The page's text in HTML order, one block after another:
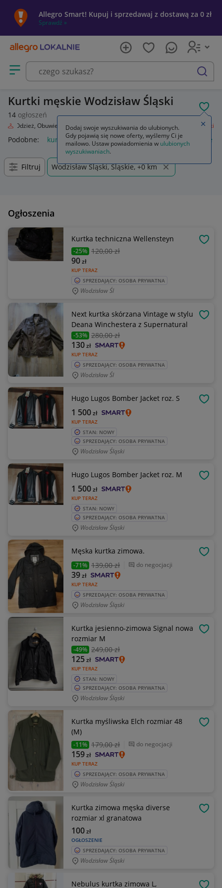
Allegro Smart! Kupuj i sprzedawaj z dostawą za 0 zł
Sprawdź »
Otwórz menu z kategoriami
szukaj
Kurtki męskie Wodzisław Śląski
14 ogłoszeń
Odzież, Obuwie, Dodatki Odzież męska Okrycia wierzchnie Kurtki
Podobne: kurtka kurtka płaszcz kurtki dżinsowe damskie
Filtruj Wodzisław Śląski, Śląskie, +0 km
Ogłoszenia
Kurtka techniczna Wellensteyn
-25% 120,00 zł
KUP TERAZ
90zł
SPRZEDAJĄCY: OSOBA PRYWATNA
Wodzisław Śl
Next kurtka skórzana Vintage w stylu
Deana Winchestera z Supernatural
-53% 280,00 zł
KUP TERAZ
130zł
SPRZEDAJĄCY: OSOBA PRYWATNA
Wodzisław Śl
Hugo Lugos Bomber Jacket roz. S
KUP TERAZ
1 500zł
STAN: NOWY
SPRZEDAJĄCY: OSOBA PRYWATNA
Wodzisław Śląski
Hugo Lugos Bomber Jacket roz. M
KUP TERAZ
1 500zł
STAN: NOWY
SPRZEDAJĄCY: OSOBA PRYWATNA
Wodzisław Śląski
Męska kurtka zimowa.
-71% 139,00 zł do negocjacji
KUP TERAZ
39zł
SPRZEDAJĄCY: OSOBA PRYWATNA
Wodzisław Śląski
Kurtka jesienno-zimowa Signal nowa
rozmiar M
-49% 249,00 zł
KUP TERAZ
125zł
STAN: NOWY
SPRZEDAJĄCY: OSOBA PRYWATNA
Wodzisław Śląski
Kurtka myśliwska Elch rozmiar 48
(M)
-11% 179,00 zł do negocjacji
KUP TERAZ
159zł
SPRZEDAJĄCY: OSOBA PRYWATNA
Wodzisław Śląski
Kurtka zimowa męska diverse
rozmiar xl granatowa
OGŁOSZENIE
100zł
SPRZEDAJĄCY: OSOBA PRYWATNA
Wodzisław Śląski
Nebulus kurtka zimowa L,
Dodaj swoje wyszukiwania do ulubionych.
Gdy pojawią się nowe oferty, wyślemy Ci je
mailowo. Ustaw powiadomienia w ulubionych
wyszukiwaniach.